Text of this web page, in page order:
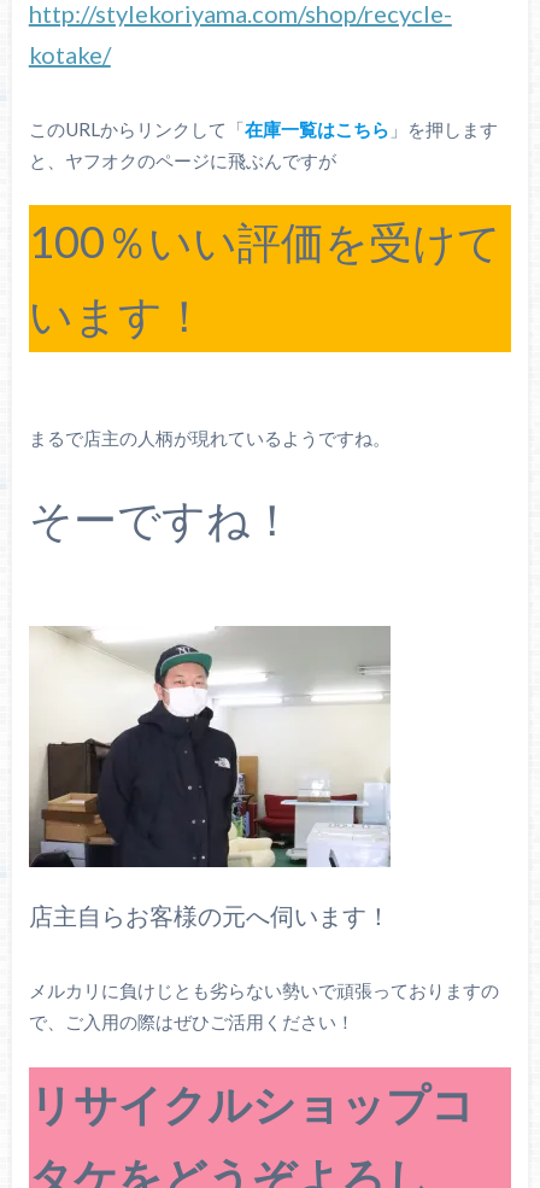
http://stylekoriyama.com/shop/recycle-
kotake/
このURLからリンクして「在庫一覧はこちら 」を押します
と、ヤフオクのページに飛ぶんですが
100％いい評価を受けて
います！
まるで店主の人柄が現れているようですね。
そーですね！
店主自らお客様の元へ伺います！
メルカリに負けじとも劣らない勢いで頑張っておりますの
で、ご入用の際はぜひご活用ください！
リサイクルショップコ
タケをどうぞよろし